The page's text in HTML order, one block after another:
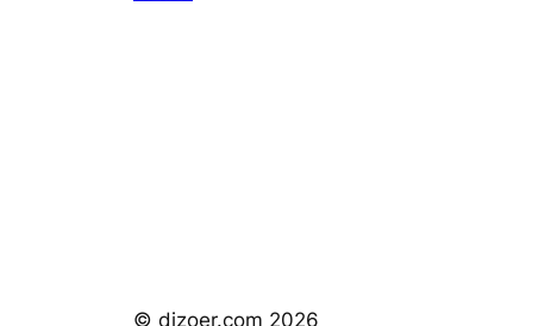
© dizoer.com 2026